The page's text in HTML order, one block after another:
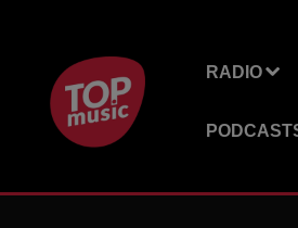
RADIO